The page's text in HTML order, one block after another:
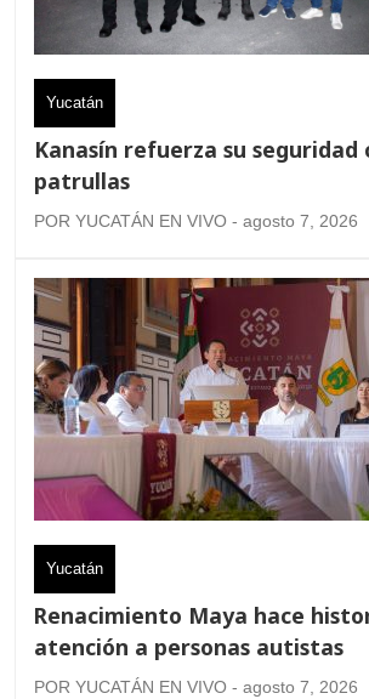
Yucatán
Kanasín refuerza su seguridad
patrullas
POR YUCATÁN EN VIVO - agosto 7, 2026
Yucatán
Renacimiento Maya hace
atención a personas autistas
POR YUCATÁN EN VIVO - agosto 7, 2026